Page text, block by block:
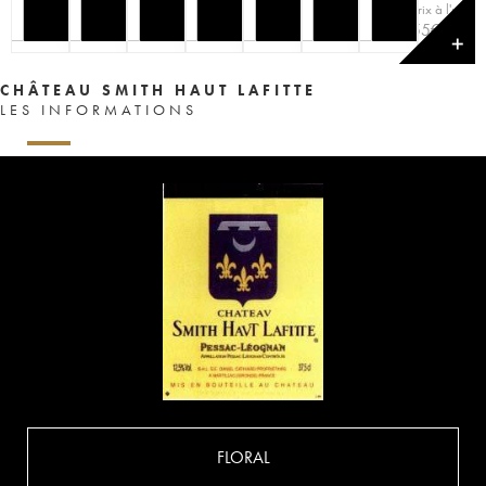
Prix à l'unité
55€
✕
CHÂTEAU SMITH HAUT LAFITTE
LES INFORMATIONS
FLORAL